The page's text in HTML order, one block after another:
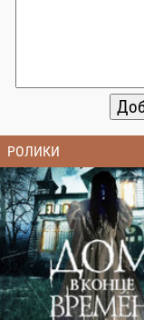
РОЛИКИ